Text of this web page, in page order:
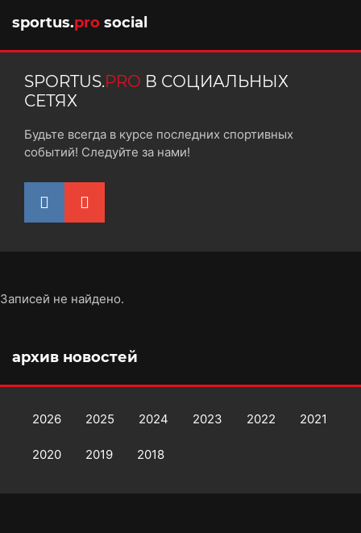
sportus.pro social
SPORTUS.PRO В СОЦИАЛЬНЫХ
СЕТЯХ
Будьте всегда в курсе последних спортивных
событий! Следуйте за нами!
Записей не найдено.
архив новостей
2026 2025 2024 2023 2022 2021
2020 2019 2018